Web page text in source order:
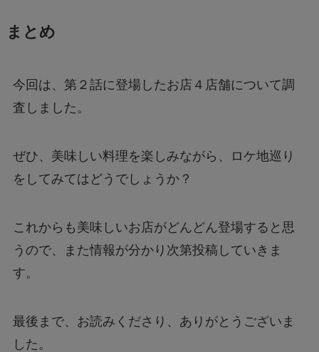
まとめ
今回は、第２話に登場したお店４店舗について調
査しました。
ぜひ、美味しい料理を楽しみながら、ロケ地巡り
をしてみてはどうでしょうか？
これからも美味しいお店がどんどん登場すると思
うので、また情報が分かり次第投稿していきま
す。
最後まで、お読みくださり、ありがとうございま
した。